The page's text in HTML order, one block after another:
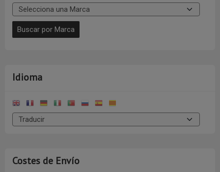
Idioma
Costes de Envío